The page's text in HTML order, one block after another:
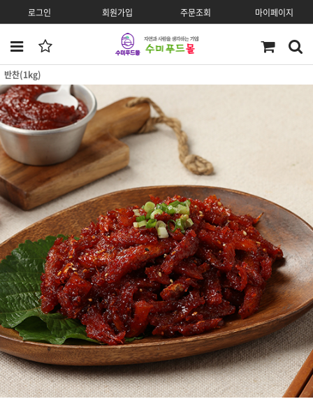
로그인 회원가입 주문조회 마이페이지
반찬(1kg)